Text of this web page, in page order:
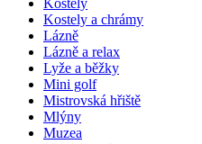
Kostely
Kostely a chrámy
Lázně
Lázně a relax
Lyže a běžky
Mini golf
Mistrovská hřiště
Mlýny
Muzea